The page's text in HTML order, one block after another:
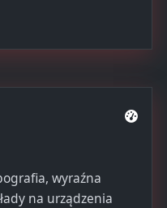
wyraźna
na urządzenia